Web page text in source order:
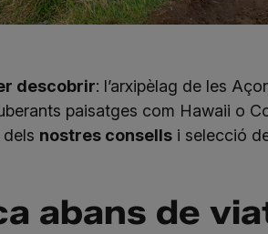
descobrir: l’arxipèlag de les
paisatges com Hawaii o
nostres consellsi selecció
abans de